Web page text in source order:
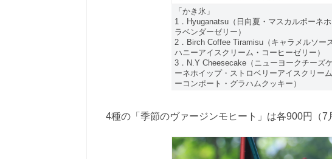
「かき氷」
1．Hyuganatsu（日向夏・マスカルポーネ
ラベンダーゼリー）
2．Birch Coffee Tiramisu（キャラメルソー
ハニーアイスクリーム・コーヒーゼリー）
3．N.Y Cheesecake（ニューヨークチーズ
ーネホイップ・ストロベリーアイスクリー
ーコンポート・グラハムクッキー）
4種の「季節のヴァージンモヒート」は各900円（7